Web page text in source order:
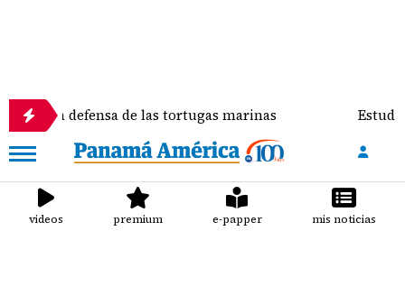
de las tortugas marinas Estudiante
videos premium e-papper mis noticias